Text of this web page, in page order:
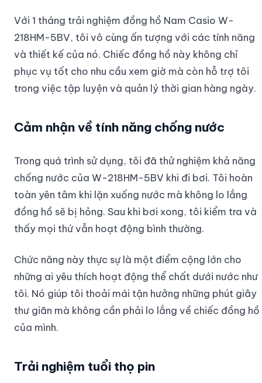
Với 1 tháng trải nghiệm đồng hồ Nam Casio W-
218HM-5BV, tôi vô cùng ấn tượng với các tính năng
và thiết kế của nó. Chiếc đồng hồ này không chỉ
phục vụ tốt cho nhu cầu xem giờ mà còn hỗ trợ tôi
trong việc tập luyện và quản lý thời gian hàng ngày.
Cảm nhận về tính năng chống nước
Trong quá trình sử dụng, tôi đã thử nghiệm khả năng
chống nước của W-218HM-5BV khi đi bơi. Tôi hoàn
toàn yên tâm khi lặn xuống nước mà không lo lắng
đồng hồ sẽ bị hỏng. Sau khi bơi xong, tôi kiểm tra và
thấy mọi thứ vẫn hoạt động bình thường.
Chức năng này thực sự là một điểm cộng lớn cho
những ai yêu thích hoạt động thể chất dưới nước như
tôi. Nó giúp tôi thoải mái tận hưởng những phút giây
thư giãn mà không cần phải lo lắng về chiếc đồng hồ
của mình.
Trải nghiệm tuổi thọ pin